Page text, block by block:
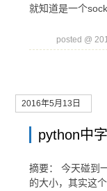
就知道是一个
posted @
2016年5月13日
python中
摘要： 今天碰到
的大小，其实这